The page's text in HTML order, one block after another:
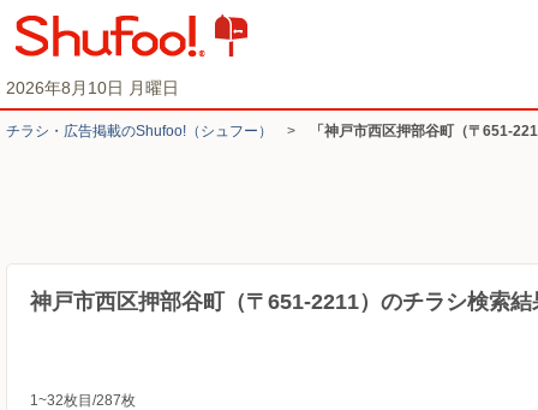
2026年8月10日 月曜日
チラシ・​広告掲載の​Shufoo!​（シュフー） > 「神戸市西区押部谷町（〒651-
神戸市西区押部谷町（〒651-2211）のチラシ検索結
1~32枚目/287枚